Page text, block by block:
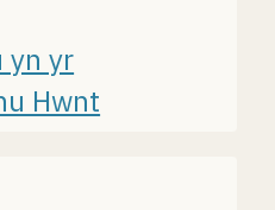
yn yr
Hwnt